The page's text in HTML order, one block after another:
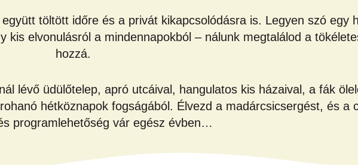
töltött időre és a privát kikapcsolódásra is. Legyen szó egy
kis elvonulásról a mindennapokból – nálunk megtalálod a
hozzá.
lévő üdülőtelep, apró utcáival, hangulatos kis házaival, a fák
hétköznapok fogságából. Élvezd a madárcsicsergést, és a
programlehetőség vár egész évben…